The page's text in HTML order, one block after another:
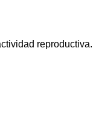
reproductiva.